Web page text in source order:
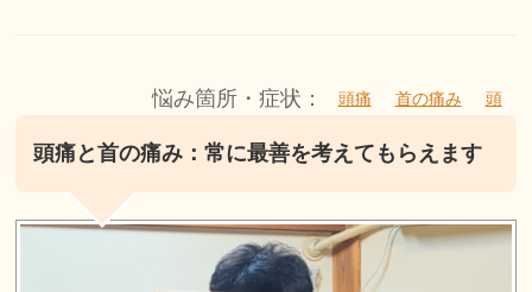
悩み箇所・症状： 頭痛 首の痛み 頭
頭痛と首の痛み：常に最善を考えてもらえます